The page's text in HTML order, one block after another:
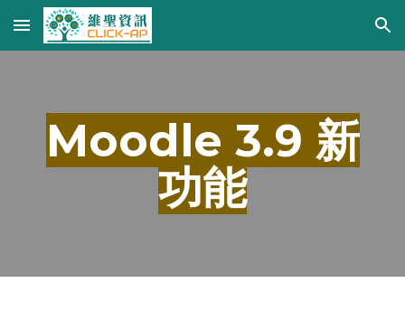
Skip to main content Skip to navigation
Moodle 3.9 新
功能